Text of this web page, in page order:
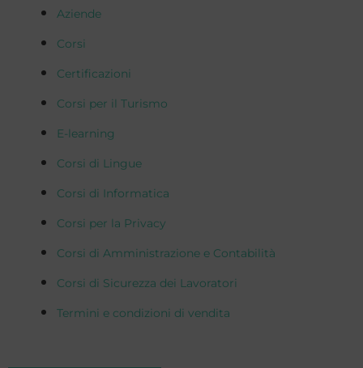
Aziende
Corsi
Certificazioni
Corsi per il Turismo
E-learning
Corsi di Lingue
Corsi di Informatica
Corsi per la Privacy
Corsi di Amministrazione e Contabilità
Corsi di Sicurezza dei Lavoratori
Termini e condizioni di vendita